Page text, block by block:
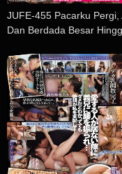
JUFE-455 Pacarku
Dan Berdada Besar